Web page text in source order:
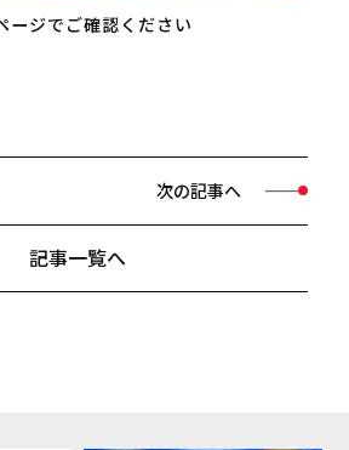
ジでご確認ください
記事一覧へ
次の記事へ